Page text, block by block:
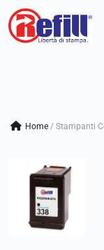
Vai
Home / Stampanti